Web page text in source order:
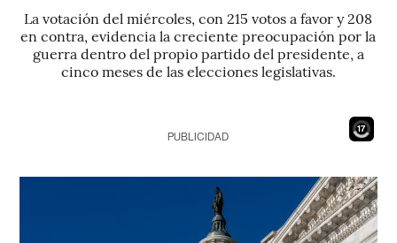
La votación del miércoles, con 215 votos a favor y 208
en contra, evidencia la creciente preocupación por la
guerra dentro del propio partido del presidente, a
cinco meses de las elecciones legislativas.
16
PUBLICIDAD